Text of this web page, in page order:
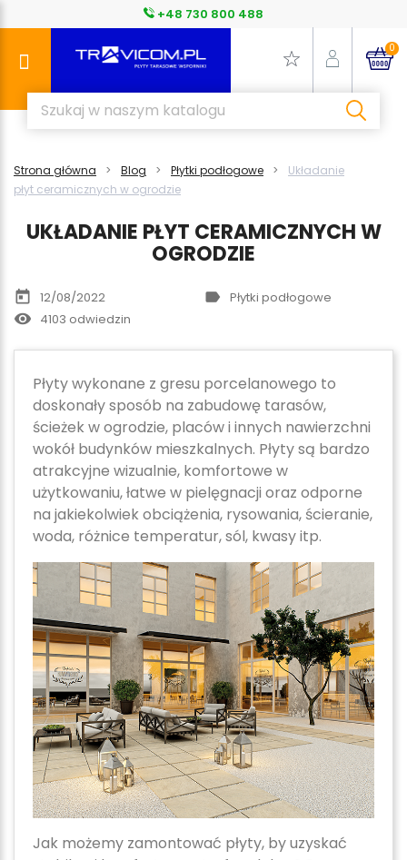
+48 730 800 488
0
Strona główna Blog Płytki podłogowe
Układanie
płyt ceramicznych w ogrodzie
UKŁADANIE PŁYT CERAMICZNYCH W
OGRODZIE
today 12/08/2022 label Płytki podłogowe
remove_red_eye 4103 odwiedzin
Płyty wykonane z gresu porcelanowego to
doskonały sposób na zabudowę tarasów,
ścieżek w ogrodzie, placów i innych nawierzchni
wokół budynków mieszkalnych. Płyty są bardzo
atrakcyjne wizualnie, komfortowe w
użytkowaniu, łatwe w pielęgnacji oraz odporne
na jakiekolwiek obciążenia, rysowania, ścieranie,
woda, różnice temperatur, sól, kwasy itp.
Jak możemy zamontować płyty, by uzyskać